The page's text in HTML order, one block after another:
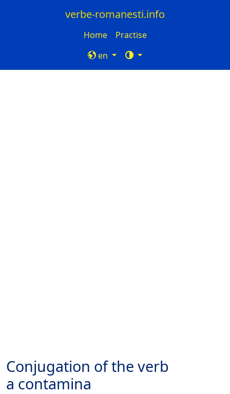
verbe-romanesti.info
Home
Practise
en
Conjugation of the verb
a contamina